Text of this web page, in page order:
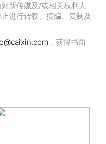
新传媒及/或相关权利人
进行转载、摘编、复制及
，获得书面